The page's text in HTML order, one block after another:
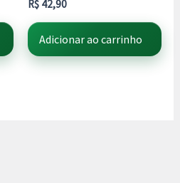
R$ 42,90
Adicionar ao carrinho